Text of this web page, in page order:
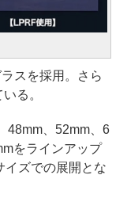
スを採用。さら
る。
48mm、52mm、6
をラインアップ
イズでの展開とな